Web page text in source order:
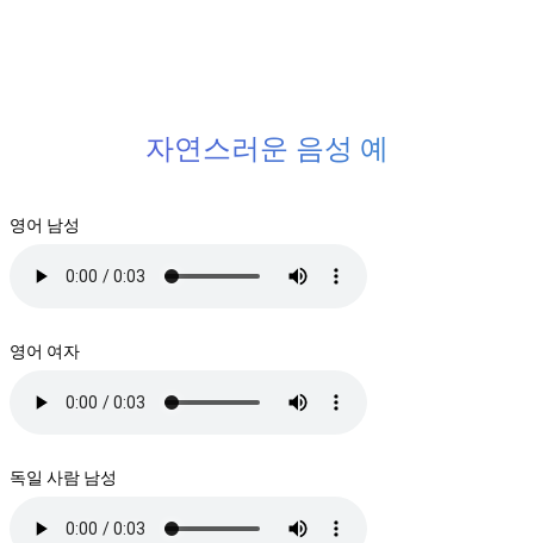
자연스러운 음성 예
영어 남성
영어 여자
독일 사람 남성